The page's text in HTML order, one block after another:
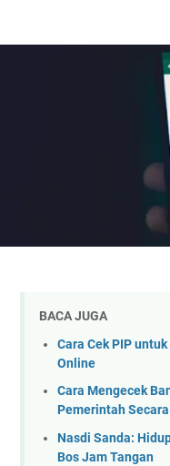
BACA JUGA
Cara Cek PIP
Online
Cara Mengecek
Pemerintah
Nasdi Sanda:
Bos Jam Tangan